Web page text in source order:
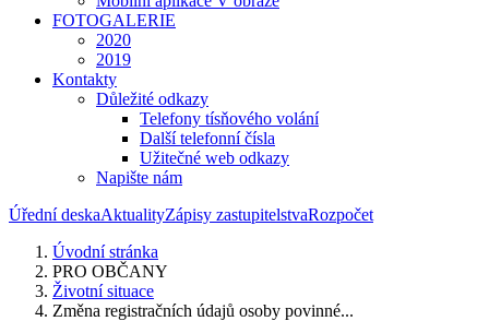
FOTOGALERIE
2020
2019
Kontakty
Důležité odkazy
Telefony tísňového volání
Další telefonní čísla
Užitečné web odkazy
Napište nám
Úřední deskaAktualityZápisy zastupitelstvaRozpočet
Úvodní stránka
PRO OBČANY
Životní situace
Změna registračních údajů osoby povinné...